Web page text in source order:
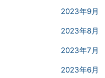
2023年9月
2023年8月
2023年7月
2023年6月